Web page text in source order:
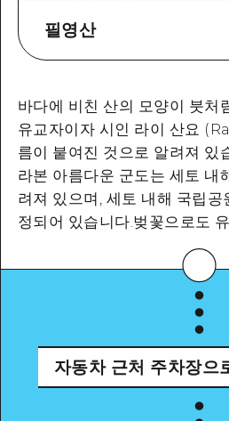
필영산
Google Maps
바다에 비친 산의 모양이 붓처
유교자이자 시인 라이 산요
름이 붙여진 것으로 알려져 있
라본 아름다운 군도는 세토 내
려져 있으며, 세토 내해 국립공
정되어 있습니다.벚꽃으로도
자동차 근처 주차장으